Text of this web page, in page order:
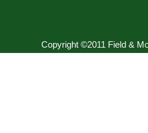
Copyright ©2011 Field &